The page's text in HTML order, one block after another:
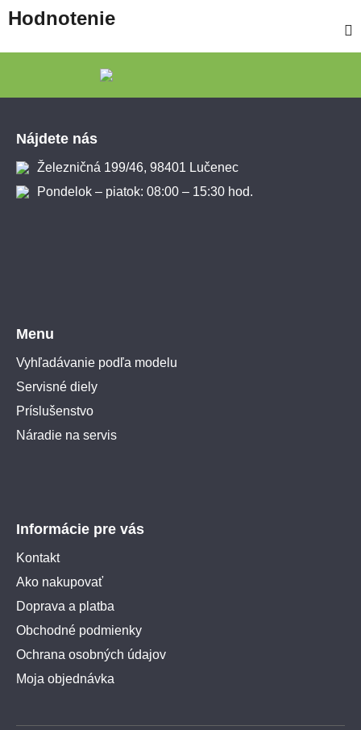
Hodnotenie
Nájdete nás
Železničná 199/46, 98401 Lučenec
Pondelok – piatok: 08:00 – 15:30 hod.
Menu
Vyhľadávanie podľa modelu
Servisné diely
Príslušenstvo
Náradie na servis
Informácie pre vás
Kontakt
Ako nakupovať
Doprava a platba
Obchodné podmienky
Ochrana osobných údajov
Moja objednávka